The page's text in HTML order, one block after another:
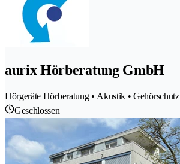
aurix Hörberatung GmbH
Hörgeräte Hörberatung • Akustik • Gehörschutz
Geschlossen